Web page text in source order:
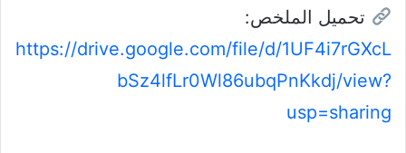
تحميل الملخص:
https://drive.google.com/file/d/1UF4i7rGXcL
bSz4lfLr0Wl86ubqPnKkdj/view?
usp=sharing